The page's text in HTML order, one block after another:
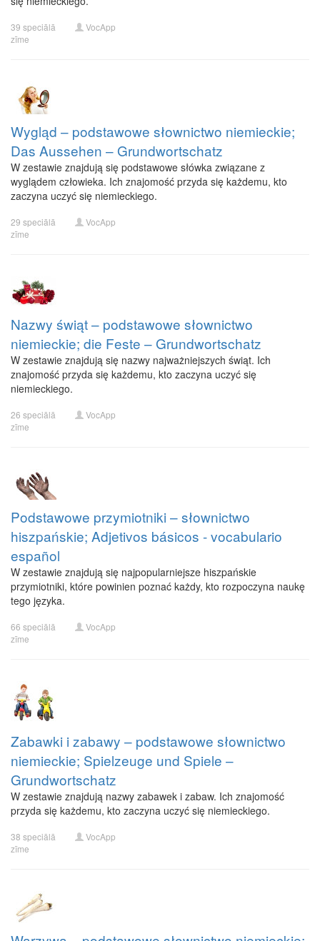
39 speciālā
zīme
VocApp
Wygląd – podstawowe słownictwo niemieckie;
Das Aussehen – Grundwortschatz
W zestawie znajdują się podstawowe słówka związane z
wyglądem człowieka. Ich znajomość przyda się każdemu, kto
zaczyna uczyć się niemieckiego.
29 speciālā
zīme
VocApp
Nazwy świąt – podstawowe słownictwo
niemieckie; die Feste – Grundwortschatz
W zestawie znajdują się nazwy najważniejszych świąt. Ich
znajomość przyda się każdemu, kto zaczyna uczyć się
niemieckiego.
26 speciālā
zīme
VocApp
Podstawowe przymiotniki – słownictwo
hiszpańskie; Adjetivos básicos - vocabulario
español
W zestawie znajdują się najpopularniejsze hiszpańskie
przymiotniki, które powinien poznać każdy, kto rozpoczyna naukę
tego języka.
66 speciālā
zīme
VocApp
Zabawki i zabawy – podstawowe słownictwo
niemieckie; Spielzeuge und Spiele –
Grundwortschatz
W zestawie znajdują nazwy zabawek i zabaw. Ich znajomość
przyda się każdemu, kto zaczyna uczyć się niemieckiego.
38 speciālā
zīme
VocApp